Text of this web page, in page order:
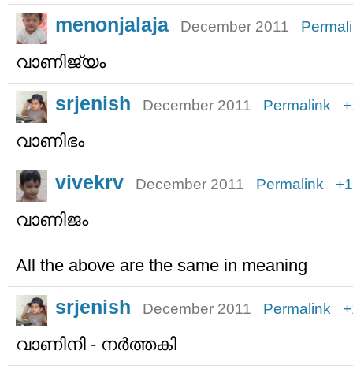
menonjalaja December 2011
വാണിജ്യം
srjenish December 2011 Permalink
വാണിഭം
vivekrv December 2011 Permalink +1
വാണിജം
All the above are the same in meaning
srjenish December 2011 Permalink
വാണിനി - നര്‍ത്തകി